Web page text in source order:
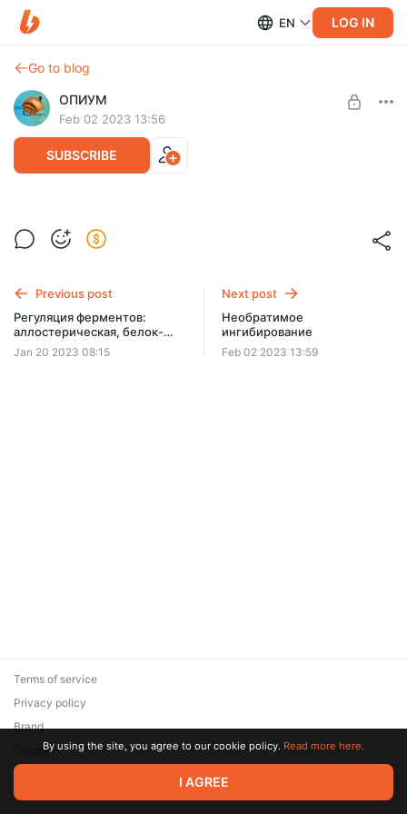
EN LOG IN
Go to blog
ОПИУМ
Feb 02 2023 13:56
SUBSCRIBE
Обратимое ингибирование
SUBSCRIBE
Previous post
Регуляция ферментов:
аллостерическая, белок-
белковые взаимодействия,
ковалентная модификация и
Jan 20 2023 08:15
Next post
Необратимое
ингибирование
Feb 02 2023 13:59
© 2026 Zaya Solutions Limited. All rights reserved. All trademarks
are the property of their respective owners.
Terms of service
Privacy policy
Brand
SupportBy using the site, you agree to our cookie policy. Read more here.
I AGREE